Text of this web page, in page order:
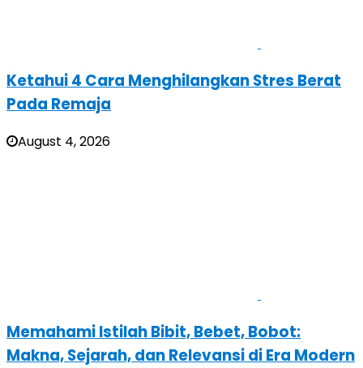
Ketahui 4 Cara Menghilangkan Stres Berat
Pada Remaja
August 4, 2026
Memahami Istilah Bibit, Bebet, Bobot:
Makna, Sejarah, dan Relevansi di Era Modern